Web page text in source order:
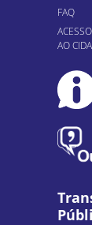
FAQ
AO